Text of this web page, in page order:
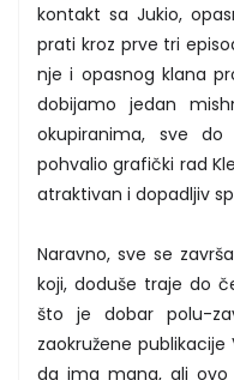
kontakt sa Jukio,
prati kroz prve tri
nje i opasnog klana
dobijamo jedan
okupiranima, sve
pohvalio grafički rad
atraktivan i dopadljiv
Naravno, sve se
koji, doduše traje do
što je dobar polu-
zaokružene
da ima mana, ali